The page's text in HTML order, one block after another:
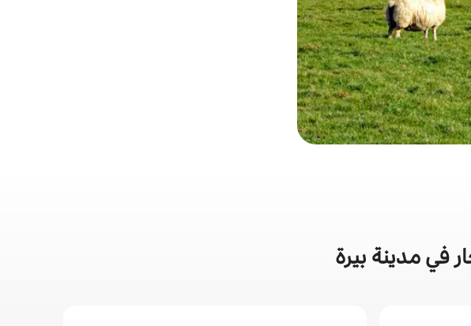
في مدينة بيرة